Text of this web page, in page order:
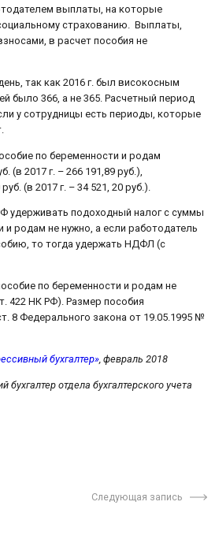
выплаты, на которые
страхованию. Выплаты,
в расчет пособия не
так как 2016 г. был високосным
было 366, а не 365. Расчетный период
у сотрудницы есть периоды, которые
по беременности и родам
(в 2017 г. – 266 191,89 руб.),
(в 2017 г. – 34 521, 20 руб.).
удерживать подоходный налог с суммы
и родам не нужно, а если работодатель
то тогда удержать НДФЛ (с
по беременности и родам не
422 НК РФ). Размер пособия
8 Федерального закона от 19.05.1995 №
бухгалтер», февраль 2018
отдела бухгалтерского учета
Следующая запись